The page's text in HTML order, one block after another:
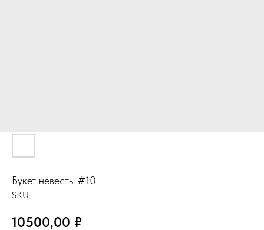
Букет невесты #10
SKU:
10500,00 ₽